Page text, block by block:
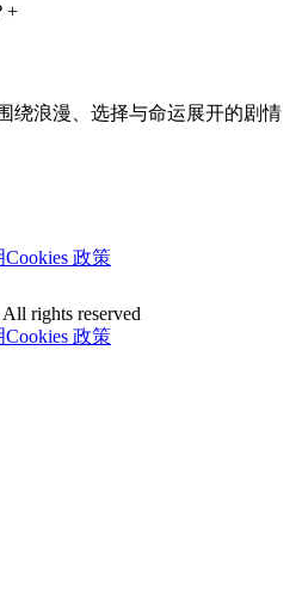
+
绕浪漫、选择与命运展开的剧情
Cookies 政策
All rights reserved
Cookies 政策